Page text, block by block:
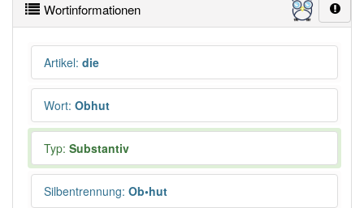
Wortinformationen
Artikel: die
Wort: Obhut
Typ: Substantiv
Silbentrennung: Ob•hut